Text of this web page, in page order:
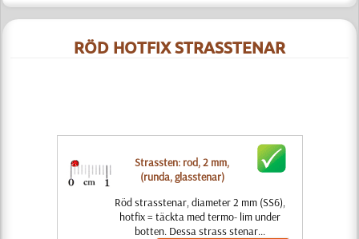
RÖD HOTFIX STRASSTENAR
Strassten: rod, 2 mm,
(runda, glasstenar)
Röd strasstenar, diameter 2 mm (SS6),
hotfix = täckta med termo- lim under
botten. Dessa strass stenar...